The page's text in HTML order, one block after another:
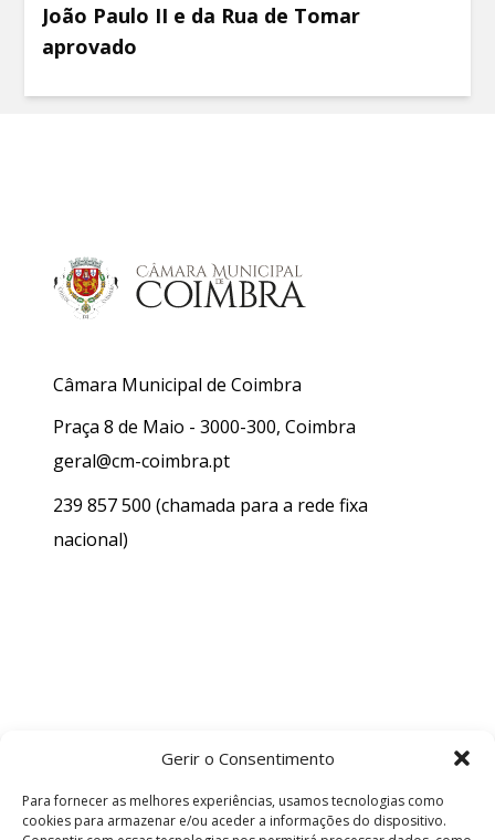
Gerir o Consentimento
Para fornecer as melhores experiências, usamos tecnologias como
cookies para armazenar e/ou aceder a informações do dispositivo.
João Paulo II e da Rua de Tomar
aprovado
Câmara Municipal de Coimbra
Praça 8 de Maio - 3000-300, Coimbra
geral@cm-coimbra.pt
239 857 500 (chamada para a rede fixa
nacional)